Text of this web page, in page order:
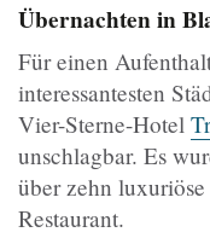
Übernachten in
Für einen
interessantesten
Vier-Sterne-Hotel
unschlagbar. Es
über zehn
Restaurant.